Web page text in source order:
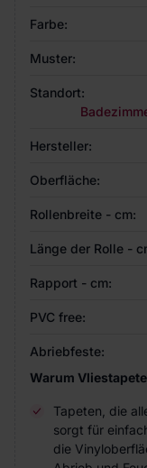
Farbe:
Muster:
Standort:
Hersteller:
Oberfläche:
Rollenbreite - cm:
Länge der Rolle -
Rapport - cm:
PVC free:
Abriebfeste:
Warum
Tapeten, die
sorgt für
die